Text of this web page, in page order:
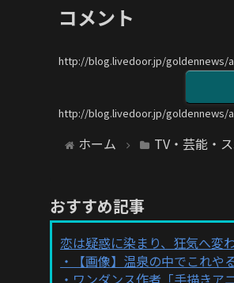
コメント
http://blog.livedoor.jp/goldennews/
http://blog.livedoor.jp/goldennews/
ホーム TV・芸能・
おすすめ記事
恋は疑惑に染まり、狂気へ変
【画像】温泉の中でこれや
ワンダンス作者「手描きア